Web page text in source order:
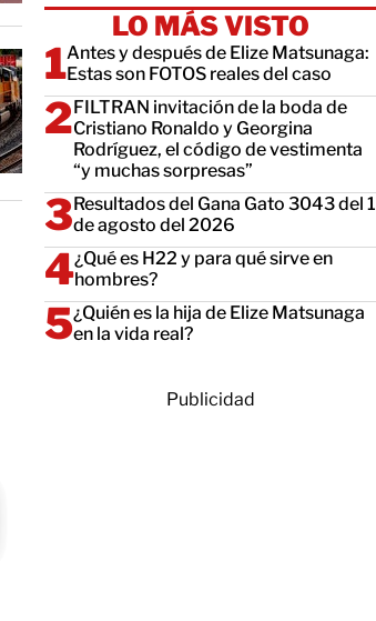
LO MÁS VISTO
Antes y después de Elize Matsunaga:
Estas son FOTOS reales del caso
FILTRAN invitación de la boda de
Cristiano Ronaldo y Georgina
Rodríguez, el código de vestimenta
“y muchas sorpresas”
Resultados del Gana Gato 3043 del 1
de agosto del 2026
¿Qué es H22 y para qué sirve en
hombres?
¿Quién es la hija de Elize Matsunaga
en la vida real?
Publicidad